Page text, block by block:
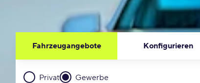
Fahrzeugangebote Konfigurieren
Privat Gewerbe